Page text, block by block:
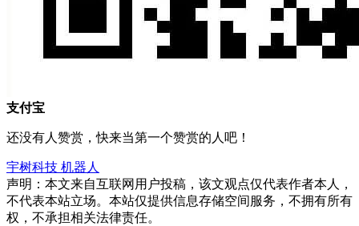
支付宝
还没有人赞赏，快来当第一个赞赏的人吧！
宇树科技 机器人
声明：本文来自互联网用户投稿，该文观点仅代表作者本人，
不代表本站立场。本站仅提供信息存储空间服务，不拥有所有
权，不承担相关法律责任。